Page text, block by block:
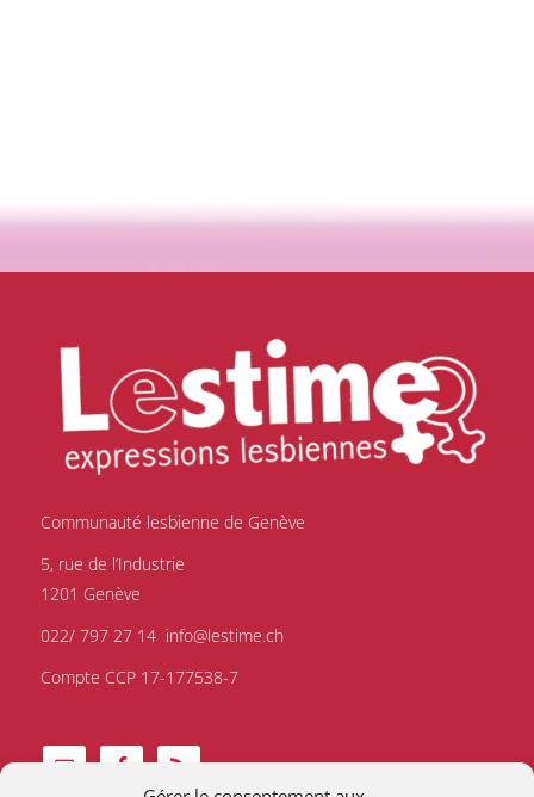
Communauté lesbienne de Genève
5, rue de l’Industrie
1201 Genève
022/ 797 27 14 info@lestime.ch
Compte CCP 17-177538-7